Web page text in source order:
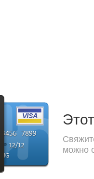
можно